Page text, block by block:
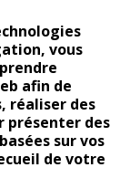
vous
afin de
réaliser des
présenter des
sur vos
de votre
gens vrais